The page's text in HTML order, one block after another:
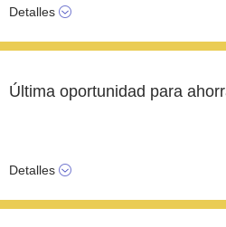
Detalles
Detalles